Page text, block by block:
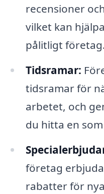
recensioner
vilket kan
pålitligt företag.
Tidsramar:
tidsramar för
arbetet, och
du hitta en
företag
rabatter för